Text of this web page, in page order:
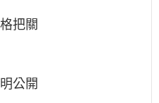
把關
公開